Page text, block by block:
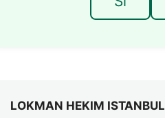
LOKMAN HEKIM ISTANBUL